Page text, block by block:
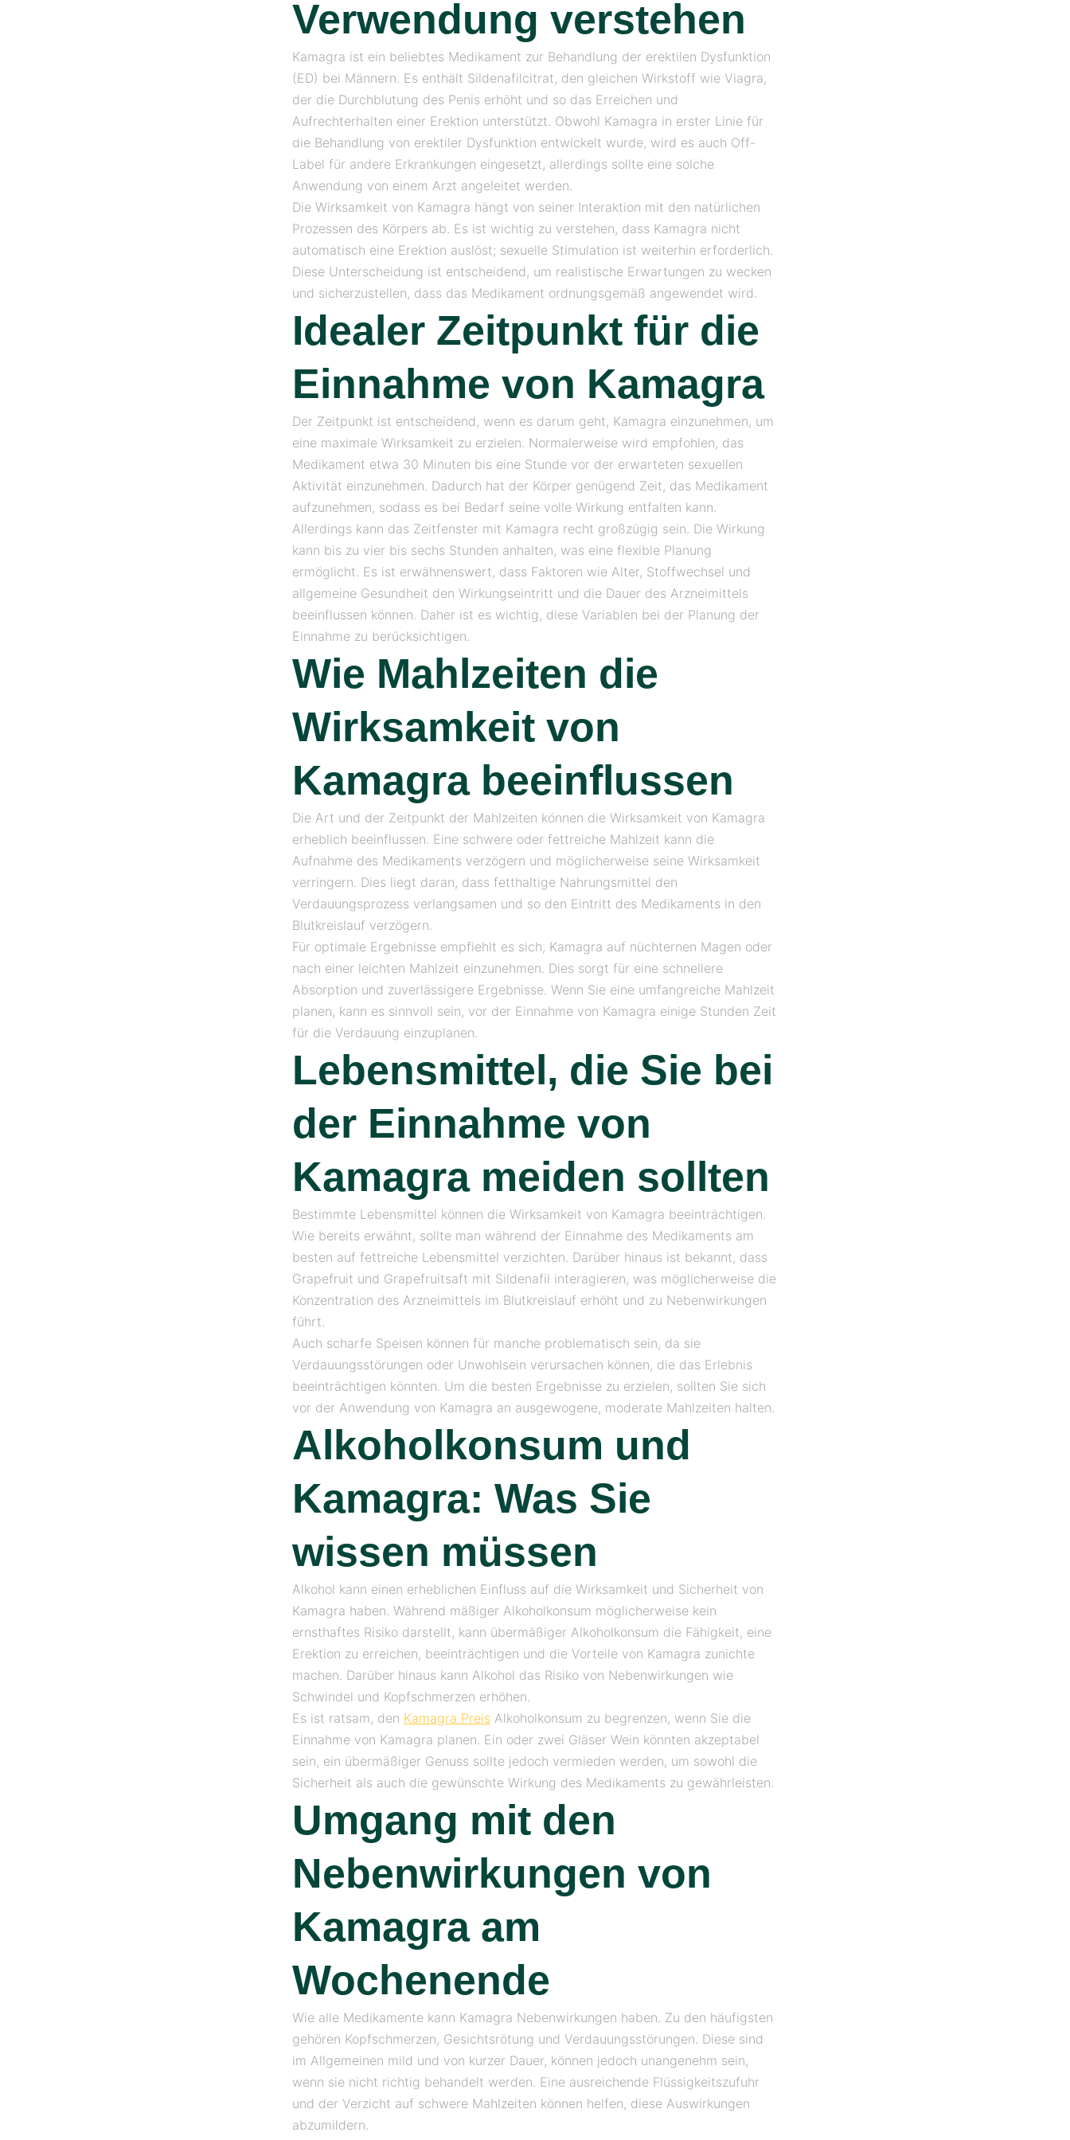
Verwendung verstehen
Kamagra ist ein beliebtes Medikament zur Behandlung der erektilen Dysfunktion
(ED) bei Männern. Es enthält Sildenafilcitrat, den gleichen Wirkstoff wie Viagra,
der die Durchblutung des Penis erhöht und so das Erreichen und
Aufrechterhalten einer Erektion unterstützt. Obwohl Kamagra in erster Linie für
die Behandlung von erektiler Dysfunktion entwickelt wurde, wird es auch Off-
Label für andere Erkrankungen eingesetzt, allerdings sollte eine solche
Anwendung von einem Arzt angeleitet werden.
Die Wirksamkeit von Kamagra hängt von seiner Interaktion mit den natürlichen
Prozessen des Körpers ab. Es ist wichtig zu verstehen, dass Kamagra nicht
automatisch eine Erektion auslöst; sexuelle Stimulation ist weiterhin erforderlich.
Diese Unterscheidung ist entscheidend, um realistische Erwartungen zu wecken
und sicherzustellen, dass das Medikament ordnungsgemäß angewendet wird.
Idealer Zeitpunkt für die
Einnahme von Kamagra
Der Zeitpunkt ist entscheidend, wenn es darum geht, Kamagra einzunehmen, um
eine maximale Wirksamkeit zu erzielen. Normalerweise wird empfohlen, das
Medikament etwa 30 Minuten bis eine Stunde vor der erwarteten sexuellen
Aktivität einzunehmen. Dadurch hat der Körper genügend Zeit, das Medikament
aufzunehmen, sodass es bei Bedarf seine volle Wirkung entfalten kann.
Allerdings kann das Zeitfenster mit Kamagra recht großzügig sein. Die Wirkung
kann bis zu vier bis sechs Stunden anhalten, was eine flexible Planung
ermöglicht. Es ist erwähnenswert, dass Faktoren wie Alter, Stoffwechsel und
allgemeine Gesundheit den Wirkungseintritt und die Dauer des Arzneimittels
beeinflussen können. Daher ist es wichtig, diese Variablen bei der Planung der
Einnahme zu berücksichtigen.
Wie Mahlzeiten die
Wirksamkeit von
Kamagra beeinflussen
Die Art und der Zeitpunkt der Mahlzeiten können die Wirksamkeit von Kamagra
erheblich beeinflussen. Eine schwere oder fettreiche Mahlzeit kann die
Aufnahme des Medikaments verzögern und möglicherweise seine Wirksamkeit
verringern. Dies liegt daran, dass fetthaltige Nahrungsmittel den
Verdauungsprozess verlangsamen und so den Eintritt des Medikaments in den
Blutkreislauf verzögern.
Für optimale Ergebnisse empfiehlt es sich, Kamagra auf nüchternen Magen oder
nach einer leichten Mahlzeit einzunehmen. Dies sorgt für eine schnellere
Absorption und zuverlässigere Ergebnisse. Wenn Sie eine umfangreiche Mahlzeit
planen, kann es sinnvoll sein, vor der Einnahme von Kamagra einige Stunden Zeit
für die Verdauung einzuplanen.
Lebensmittel, die Sie bei
der Einnahme von
Kamagra meiden sollten
Bestimmte Lebensmittel können die Wirksamkeit von Kamagra beeinträchtigen.
Wie bereits erwähnt, sollte man während der Einnahme des Medikaments am
besten auf fettreiche Lebensmittel verzichten. Darüber hinaus ist bekannt, dass
Grapefruit und Grapefruitsaft mit Sildenafil interagieren, was möglicherweise die
Konzentration des Arzneimittels im Blutkreislauf erhöht und zu Nebenwirkungen
führt.
Auch scharfe Speisen können für manche problematisch sein, da sie
Verdauungsstörungen oder Unwohlsein verursachen können, die das Erlebnis
beeinträchtigen könnten. Um die besten Ergebnisse zu erzielen, sollten Sie sich
vor der Anwendung von Kamagra an ausgewogene, moderate Mahlzeiten halten.
Alkoholkonsum und
Kamagra: Was Sie
wissen müssen
Alkohol kann einen erheblichen Einfluss auf die Wirksamkeit und Sicherheit von
Kamagra haben. Während mäßiger Alkoholkonsum möglicherweise kein
ernsthaftes Risiko darstellt, kann übermäßiger Alkoholkonsum die Fähigkeit, eine
Erektion zu erreichen, beeinträchtigen und die Vorteile von Kamagra zunichte
machen. Darüber hinaus kann Alkohol das Risiko von Nebenwirkungen wie
Schwindel und Kopfschmerzen erhöhen.
Es ist ratsam, den Kamagra Preis Alkoholkonsum zu begrenzen, wenn Sie die
Einnahme von Kamagra planen. Ein oder zwei Gläser Wein könnten akzeptabel
sein, ein übermäßiger Genuss sollte jedoch vermieden werden, um sowohl die
Sicherheit als auch die gewünschte Wirkung des Medikaments zu gewährleisten.
Umgang mit den
Nebenwirkungen von
Kamagra am
Wochenende
Wie alle Medikamente kann Kamagra Nebenwirkungen haben. Zu den häufigsten
gehören Kopfschmerzen, Gesichtsrötung und Verdauungsstörungen. Diese sind
im Allgemeinen mild und von kurzer Dauer, können jedoch unangenehm sein,
wenn sie nicht richtig behandelt werden. Eine ausreichende Flüssigkeitszufuhr
und der Verzicht auf schwere Mahlzeiten können helfen, diese Auswirkungen
abzumildern.